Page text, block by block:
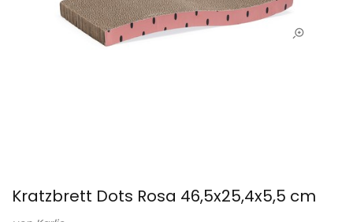
Kratzbrett Dots Rosa 46,5x25,4x5,5 cm